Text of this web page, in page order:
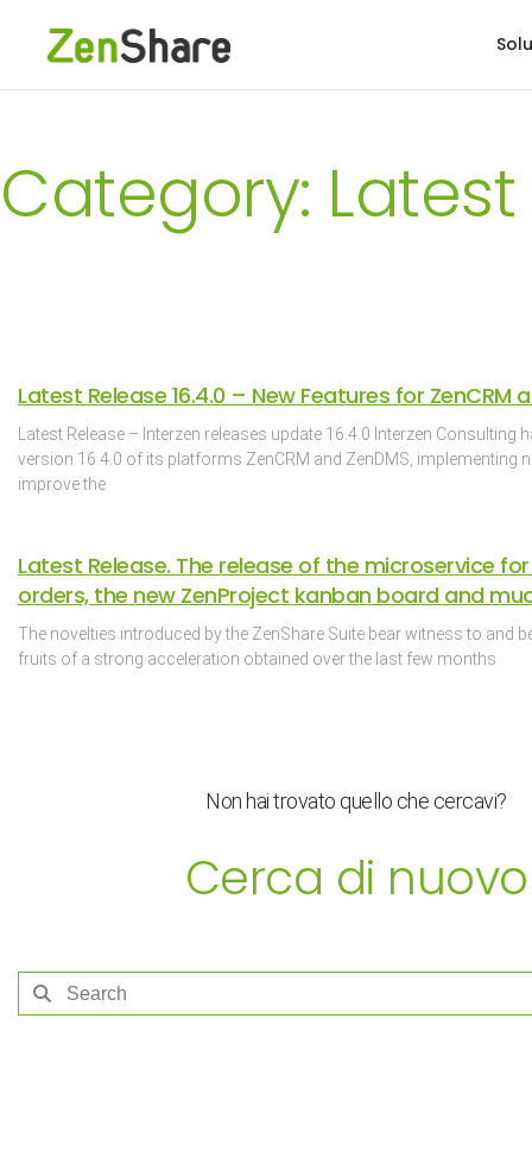
Category:
Latest Release 16.4.0 – New Features for ZenCRM
Latest Release – Interzen releases update 16.4.0 Interzen Consulting
version 16.4.0 of its platforms ZenCRM and ZenDMS, implementing
improve the
Latest Release. The release of the microservice
orders, the new ZenProject kanban board and
The novelties introduced by the ZenShare Suite bear witness to and
fruits of a strong acceleration obtained over the last few months
Non hai trovato quello che cercavi?
Cerca di nuovo